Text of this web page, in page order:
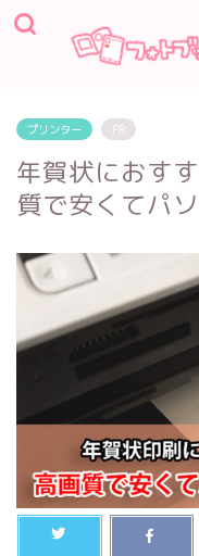
プリンター PR
年賀状におす
質で安くてパ